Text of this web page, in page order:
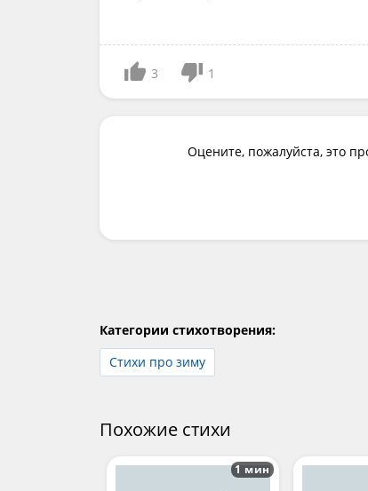
3 1
Оцените, пожалуйста, это
Категории стихотворения:
Стихи про зиму
Похожие стихи
1 мин